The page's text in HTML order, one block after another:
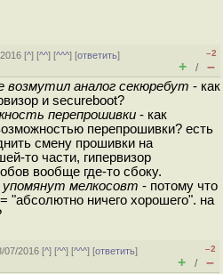
[^] [^^] [^^^] [ответить]
–2
+ / –
возмутил аналог секюребут - как
и secureboot?
перепрошивки - как
перепрошивки? есть
смену прошивки на
то части, гипервизор
вообще где-то сбоку.
мелкосовт - потому что
"абсолютно ничего хорошего". на
07/2016 [^] [^^] [^^^] [ответить]
–2
+ / –